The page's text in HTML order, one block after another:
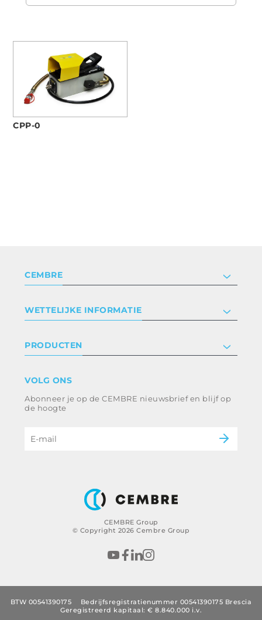
CPP-0
CEMBRE Group
© Copyright 2026 Cembre Group
CEMBRE
Certificeringen
Werken bij ons
WETTELIJKE INFORMATIE
Algemene voorwaarden
Klokkenluiden
Ethische code en anticorruptiebeleid
PRODUCTEN
Energie en nutsvoorzieningen
B2B Disclaimer
VOLG ONS
Abonneer je op de CEMBRE nieuwsbrief en blijf op
de hoogte
BTW 00541390175
Bedrijfsregistratienummer 00541390175 Brescia
Geregistreerd kapitaal: € 8.840.000 i.v.